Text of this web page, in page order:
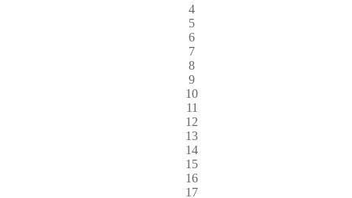
4
5
6
7
8
9
10
11
12
13
14
15
16
17